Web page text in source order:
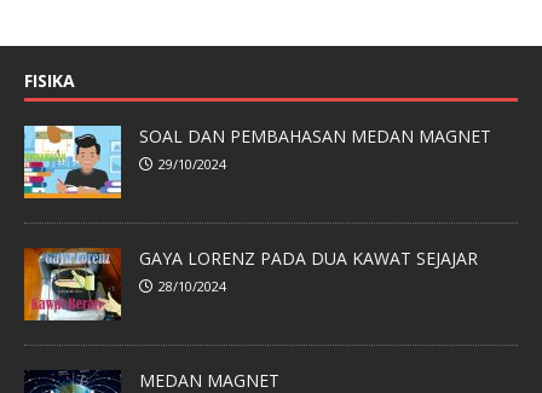
FISIKA
SOAL DAN PEMBAHASAN MEDAN MAGNET
29/10/2024
GAYA LORENZ PADA DUA KAWAT SEJAJAR
28/10/2024
MEDAN MAGNET